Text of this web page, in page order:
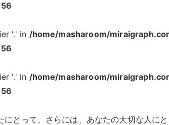
'.' in /home/masharoom/
'.' in /home/masharoom/
とって、さらには、あなたの大切な人に